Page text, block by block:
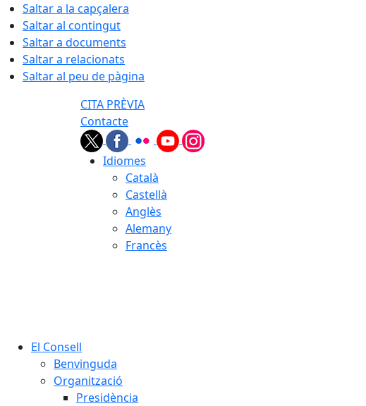
Saltar a la capçalera
Saltar al contingut
Saltar a documents
Saltar a relacionats
Saltar al peu de pàgina
CITA PRÈVIA
Contacte
Idiomes
Català
Castellà
Anglès
Alemany
Francès
El Consell
Benvinguda
Organització
Presidència